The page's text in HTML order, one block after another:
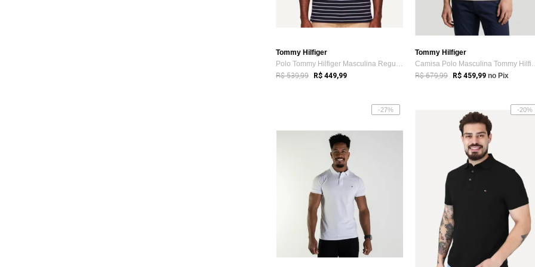
Tommy Hilfiger
Polo Tommy Hilfiger Masculina Regular Pi...
R$ 539,99 R$ 449,99
Tommy Hilfiger
Camisa
R$ 679,99 R$ 459,99 no Pix
-27% -20%